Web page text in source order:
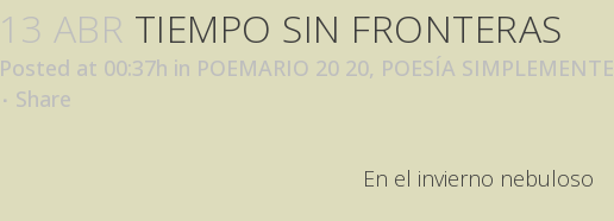
13 ABR TIEMPO SIN FRONTERAS
Posted at 00:37h in POEMARIO 20 20, POESÍA SIMPLEMENTE
Share
En el invierno nebuloso